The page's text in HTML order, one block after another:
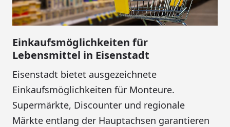
Einkaufsmöglichkeiten für
Lebensmittel in Eisenstadt
Eisenstadt bietet ausgezeichnete
Einkaufsmöglichkeiten für Monteure.
Supermärkte, Discounter und regionale
Märkte entlang der Hauptachsen garantieren